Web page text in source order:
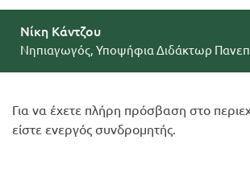
Νίκη Κάντζου
Νηπιαγωγός, Υποψήφια Διδάκτωρ
Για να έχετε πλήρη πρόσβαση στο
είστε ενεργός συνδρομητής.